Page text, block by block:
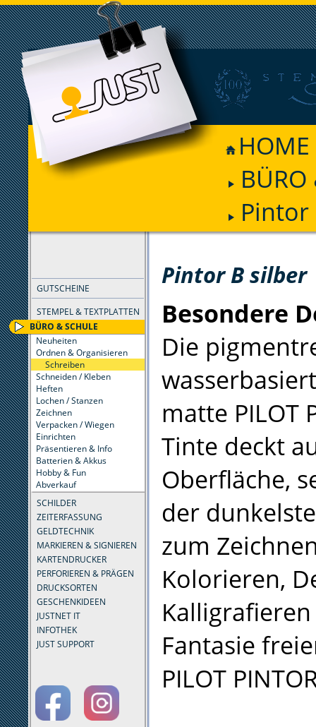
HOME
BÜRO
Pintor
GUTSCHEINE
STEMPEL & TEXTPLATTEN
BÜRO & SCHULE
Neuheiten
Ordnen & Organisieren
Schreiben
Schneiden / Kleben
Heften
Lochen / Stanzen
Zeichnen
Verpacken / Wiegen
Einrichten
Präsentieren & Info
Batterien & Akkus
Hobby & Fun
Abverkauf
SCHILDER
ZEITERFASSUNG
GELDTECHNIK
MARKIEREN & SIGNIEREN
KARTENDRUCKER
PERFORIEREN & PRÄGEN
DRUCKSORTEN
GESCHENKIDEEN
JUSTNET IT
INFOTHEK
JUST SUPPORT
Pintor B silber
Besondere
Die
matte PILOT
Tinte deckt
Oberfläche,
der
zum
Kolorieren,
Fantasie
PILOT